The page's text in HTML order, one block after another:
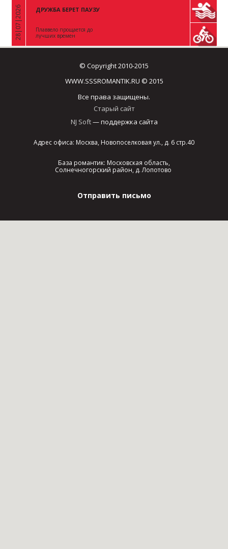
«
28|07|2026 ДРУЖБА БЕРЕТ ПАУЗУ
Плаввело прощается до
лучших времен
© Copyright 2010-2015
WWW.SSSROMANTIK.RU © 2015
Все права защищены.
Старый сайт
NJ Soft— поддержка сайта
Адрес офиса: Москва, Новопоселковая ул., д. 6 стр.40
База романтик: Московская область,
Солнечногорский район, д. Лопотово
Отправить письмо